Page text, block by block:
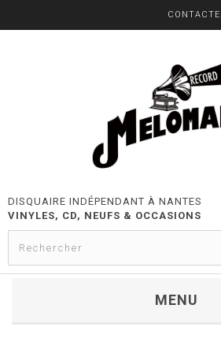
DISQUAIRE INDÉPENDANT À NANTES
VINYLES, CD, NEUFS & OCCASIONS
MENU